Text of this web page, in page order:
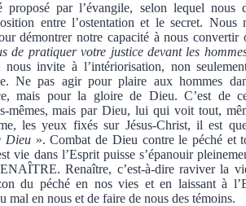
proposé par l’évangile, selon lequel
entre l’ostentation et le secret. Nous
démontrer notre capacité à nous
de pratiquer votre justice devant les
invite à l’intériorisation, non
Ne pas agir pour plaire aux hommes
mais pour la gloire de Dieu. C’est de
mêmes, mais par Dieu, lui qui voit tout,
les yeux fixés sur Jésus-Christ, il est
Dieu ». Combat de Dieu contre le péché et
vie dans l’Esprit puisse s’épanouir
Renaître, c’est-à-dire raviver la
du péché en nos vies et en laissant à
mal en nous et de faire de nous des témoins.